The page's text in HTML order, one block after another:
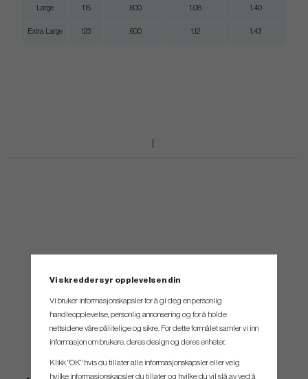
Large 115 .600 1.08 1.40
Extra Large 123 .600 1.12 1.43
Vi skreddersyr opplevelsen din
Vi bruker informasjonskapsler for å gi deg en personlig
handleopplevelse, personlig annonsering og for å holde
nettsidene våre pålitelige og sikre. For dette formålet samler vi inn
informasjon om brukere, deres design og deres enheter.
Klikk "OK" hvis du tillater alle informasjonskapsler eller velg
hvilke informasjonskapsler du tillater og hvilke du vil slå av ved å